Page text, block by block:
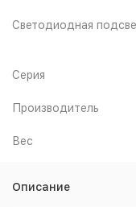
Светодиодная
Серия
Производитель
Вес
Описание